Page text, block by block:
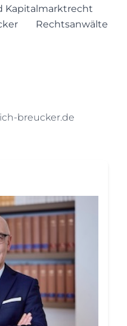
Kapitalmarktrecht
Rechtsanwälte
breucker.de